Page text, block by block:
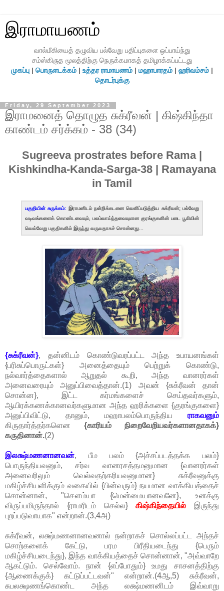
இராமாயணம்
வால்மீகியைத் தழுவிய பல்வேறு பதிப்புகளை ஒப்பாய்ந்து
சம்ஸ்கிருத மூலத்திற்கு நெருக்கமாகத் தமிழாக்கப்பட்டது
முகப்பு | பொருளடக்கம் | உத்தர ராமாயணம் | மஹாபாரதம் | ஹரிவம்சம் |
தொடர்புக்கு
Friday, 29 September 2023
இராமனைத் தொழுத சுக்ரீவன் | கிஷ்கிந்தா
காண்டம் சர்க்கம் - 38 (34)
Sugreeva prostrates before Rama |
Kishkindha-Kanda-Sarga-38 | Ramayana
in Tamil
பகுதியின் சுருக்கம்: இராமனிடம் நன்றிக்கடனை வெளிப்படுத்திய சுக்ரீவன்; பல்வேறு
வடிவங்களைக் கொண்டவையும், பலம்வாய்ந்தவையுமான குரங்குகளின் படை பூமியின்
வெவ்வேறு பகுதிகளில் இருந்து வருவதாகச் சொன்னது...
{சுக்ரீவன்}, தன்னிடம் கொண்டுவரப்பட்ட அந்த உபாயனங்கள்
{பரிசுப்பொருட்கள்} அனைத்தையும் பெற்றுக் கொண்டு,
நல்வார்த்தைகளால் ஆறுதல் கூறி, அந்த வானரர்கள்
அனைவரையும் அனுப்பிவைத்தான்.(1) அவன் {சுக்ரீவன் தான்
சொன்ன}, இட்ட கர்மங்களைச் செய்தவர்களும்,
ஆயிரக்கணக்கானவர்களுமான அந்த ஹரிக்களை {குரங்குகளை}
அனுப்பிவிட்டு, தானும், மஹாபலம்பொருந்திய ராகவனும்
கிருதார்த்தர்களென {காரியம் நிறைவேறியவர்களானதாகக்}
கருதினான்.(2)
இலக்ஷ்மணனானவன், பீம பலம் {அச்சப்படத்தக்க பலம்}
பொருந்தியவனும், சர்வ வானரசத்தமனுமான {வானரர்கள்
அனைவரிலும் வெல்வதற்கரியவனுமான} சுக்ரீவனுக்கு
மகிழ்ச்சியளிக்கும் வகையில் {பின்வரும்} நயமான வாக்கியத்தைச்
சொன்னான், "சௌம்யா {மென்மையானவனே}, உனக்கு
விருப்பமிருந்தால் {ராமரிடம் செல்ல}கிஷ்கிந்தையில் இருந்து
புறப்படுவாயாக" என்றான்.(3,4அ)
சுக்ரீவன், லக்ஷ்மணனானவனால் நன்றாகச் சொல்லப்பட்ட அந்தச்
சொற்களைக் கேட்டு, பரம பிரீதியடைந்து {பெரும்
மகிழ்ச்சியடைந்து}, இந்த வாக்கியத்தைச் சொன்னான், "அவ்வாறே
ஆகட்டும். செல்வோம். நான் {எப்போதும்} உமது சாசனத்திற்கு
{ஆணைக்குக்} கட்டுப்பட்டவன்" என்றான்.(4ஆ,5) சுக்ரீவன்,
சுபலக்ஷணங்கொண்ட அந்த லக்ஷ்மணனிடம் இவ்வாறு